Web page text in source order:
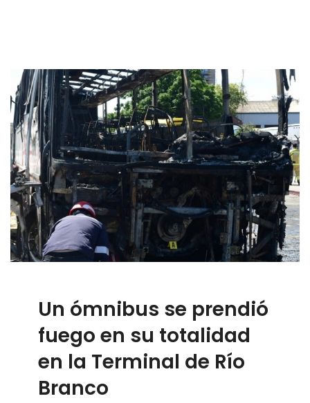
Un ómnibus se prendió
fuego en su totalidad
en la Terminal de Río
Branco